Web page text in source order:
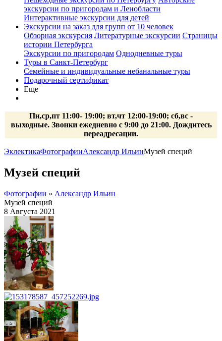
экскурсии по пригородам и Ленобласти
Интерактивные экскурсии для детей
Экскурсии на заказ для групп от 10 человек
Обзорная экскурсия Литературные экскурсии Страницы
истории Петербурга
Экскурсии по пригородам Однодневные туры
Туры в Санкт-Петербург
Семейные и индивидуальные небанальные туры
Подарочный сертификат
Еще
Пн,ср,пт 11:00- 19:00; вт,чт 12:00-19:00; сб,вс -
выходные. Звонки ежедневно с 9:00 до 21:00. Дождитесь
переадресации.
ЭклектикаФотографииАлександр ИльинМузей специй
Музей специй
Фотографии » Александр Ильин
Музей специй
8 Августа 2021